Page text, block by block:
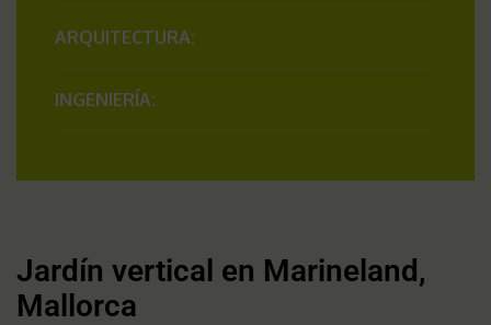
ARQUITECTURA:
INGENIERÍA:
Jardín vertical en Marineland,
Mallorca